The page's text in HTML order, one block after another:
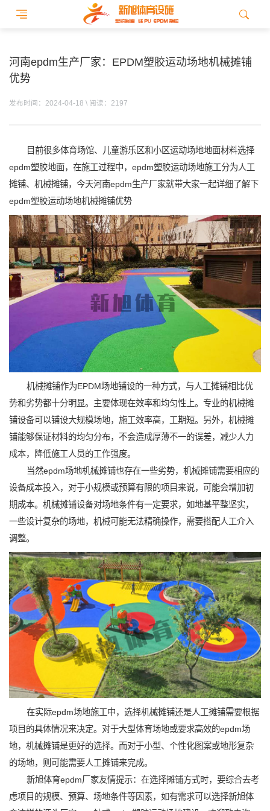
河南epdm生产厂家：EPDM塑胶运动场地机械摊铺
优势
发布时间：2024-04-18 \ 阅读：2197
目前很多体育场馆、儿童游乐区和小区运动场地地面材料选择
epdm塑胶地面，在施工过程中，epdm塑胶运动场地施工分为人工
摊铺、机械摊铺，今天河南epdm生产厂家就带大家一起详细了解下
epdm塑胶运动场地机械摊铺优势
机械摊铺作为EPDM场地铺设的一种方式，与人工摊铺相比优
势和劣势都十分明显。主要体现在效率和均匀性上。专业的机械摊
铺设备可以铺设大规模场地，施工效率高，工期短。另外，机械摊
铺能够保证材料的均匀分布，不会造成厚薄不一的误差，减少人力
成本，降低施工人员的工作强度。
当然epdm场地机械摊铺也存在一些劣势，机械摊铺需要相应的
设备成本投入，对于小规模或预算有限的项目来说，可能会增加初
期成本。机械摊铺设备对场地条件有一定要求，如地基平整坚实，
一些设计复杂的场地，机械可能无法精确操作，需要搭配人工介入
调整。
在实际epdm场地施工中，选择机械摊铺还是人工摊铺需要根据
项目的具体情况来决定。对于大型体育场地或要求高效的epdm场
地，机械摊铺是更好的选择。而对于小型、个性化图案或地形复杂
的场地，则可能需要人工摊铺来完成。
新旭体育epdm厂家友情提示：在选择摊铺方式时，要综合去考
虑项目的规模、预算、场地条件等因素，如有需求可以选择新旭体